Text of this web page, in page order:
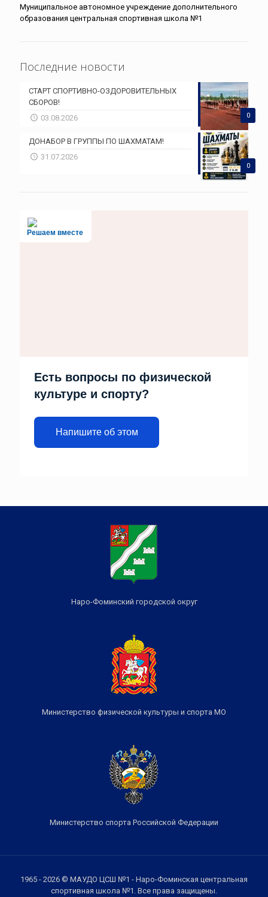
Муниципальное автономное учреждение дополнительного
образования центральная спортивная школа №1
Последние новости
0
СТАРТ СПОРТИВНО-ОЗДОРОВИТЕЛЬНЫХ
СБОРОВ!
03.08.2026
0
ДОНАБОР В ГРУППЫ ПО ШАХМАТАМ!
31.07.2026
Решаем вместе
Есть вопросы по физической
культуре и спорту?
Напишите об этом
Наро-Фоминский городской округ
Министерство физической культуры и спорта МО
Министерство спорта Российской Федерации
1965 - 2026 © МАУДО ЦСШ №1 - Наро-Фоминская центральная
спортивная школа №1. Все права защищены.